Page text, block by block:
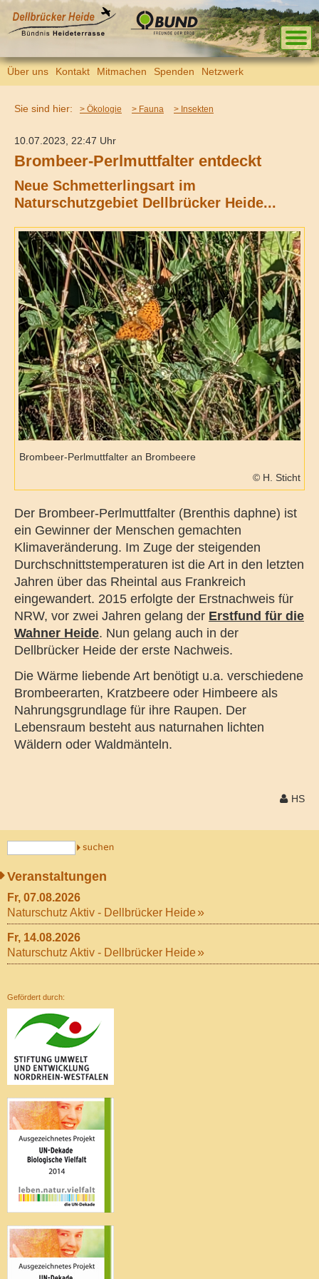
Über uns Kontakt Mitmachen Spenden Netzwerk
Sie sind hier: > Ökologie > Fauna > Insekten
10.07.2023, 22:47 Uhr
Brombeer-Perlmuttfalter entdeckt
Neue Schmetterlingsart im
Naturschutzgebiet Dellbrücker Heide...
Brombeer-Perlmuttfalter an Brombeere
© H. Sticht
Der Brombeer-Perlmuttfalter (Brenthis daphne) ist
ein Gewinner der Menschen gemachten
Klimaveränderung. Im Zuge der steigenden
Durchschnittstemperaturen ist die Art in den letzten
Jahren über das Rheintal aus Frankreich
eingewandert. 2015 erfolgte der Erstnachweis für
NRW, vor zwei Jahren gelang der Erstfund für die
Wahner Heide. Nun gelang auch in der
Dellbrücker Heide der erste Nachweis.
Die Wärme liebende Art benötigt u.a. verschiedene
Brombeerarten, Kratzbeere oder Himbeere als
Nahrungsgrundlage für ihre Raupen. Der
Lebensraum besteht aus naturnahen lichten
Wäldern oder Waldmänteln.
HS
Veranstaltungen
Fr, 07.08.2026
Naturschutz Aktiv - Dellbrücker Heide
Fr, 14.08.2026
Naturschutz Aktiv - Dellbrücker Heide
Gefördert durch: